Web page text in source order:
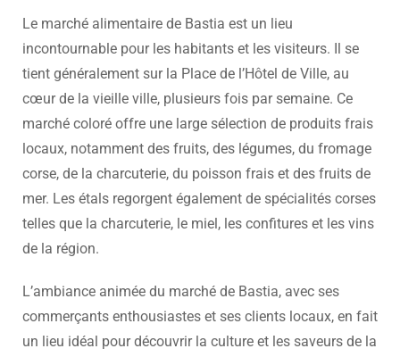
Le marché alimentaire de Bastia est un lieu
incontournable pour les habitants et les visiteurs. Il se
tient généralement sur la Place de l’Hôtel de Ville, au
cœur de la vieille ville, plusieurs fois par semaine. Ce
marché coloré offre une large sélection de produits frais
locaux, notamment des fruits, des légumes, du fromage
corse, de la charcuterie, du poisson frais et des fruits de
mer. Les étals regorgent également de spécialités corses
telles que la charcuterie, le miel, les confitures et les vins
de la région.
L’ambiance animée du marché de Bastia, avec ses
commerçants enthousiastes et ses clients locaux, en fait
un lieu idéal pour découvrir la culture et les saveurs de la